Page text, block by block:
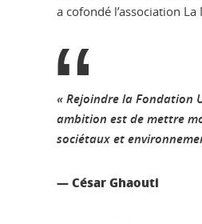
a cofondé l’association
« Rejoindre la Fondation
ambition est de mettre
sociétaux et
— César Ghaouti